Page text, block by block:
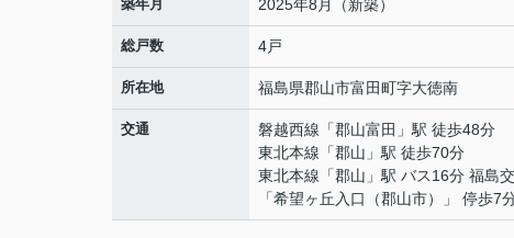
築年月 2025年8月（新築）
総戸数 4戸
所在地 福島県郡山市富田町字大徳南
交通 磐越西線 「郡山富田 」駅 徒歩48分
東北本線 「郡山 」駅 徒歩70分
東北本線 「郡山 」駅 バス16分 福島
「希望ヶ丘入口（郡山市）」 停歩7